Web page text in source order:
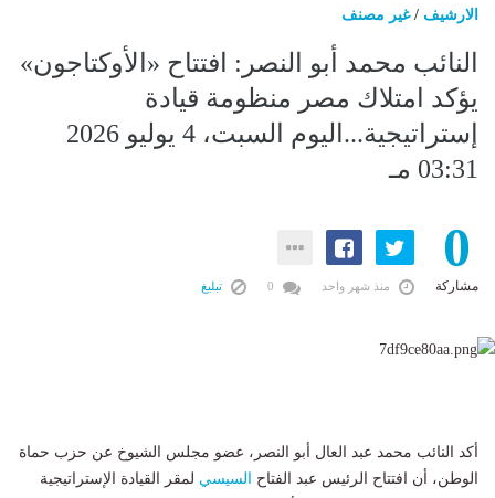
الارشيف /غير مصنف
النائب محمد أبو النصر: افتتاح «الأوكتاجون»
يؤكد امتلاك مصر منظومة قيادة
إستراتيجية...اليوم السبت، 4 يوليو 2026
03:31 مـ
0
مشاركة منذ شهر واحد تبليغ
أكد النائب محمد عبد العال أبو النصر، عضو مجلس الشيوخ عن حزب حماة
الوطن، أن افتتاح الرئيس عبد الفتاح السيسي لمقر القيادة الإستراتيجية